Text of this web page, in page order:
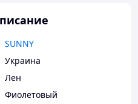
SUNNY
Украина
Лен
Фиолетовый